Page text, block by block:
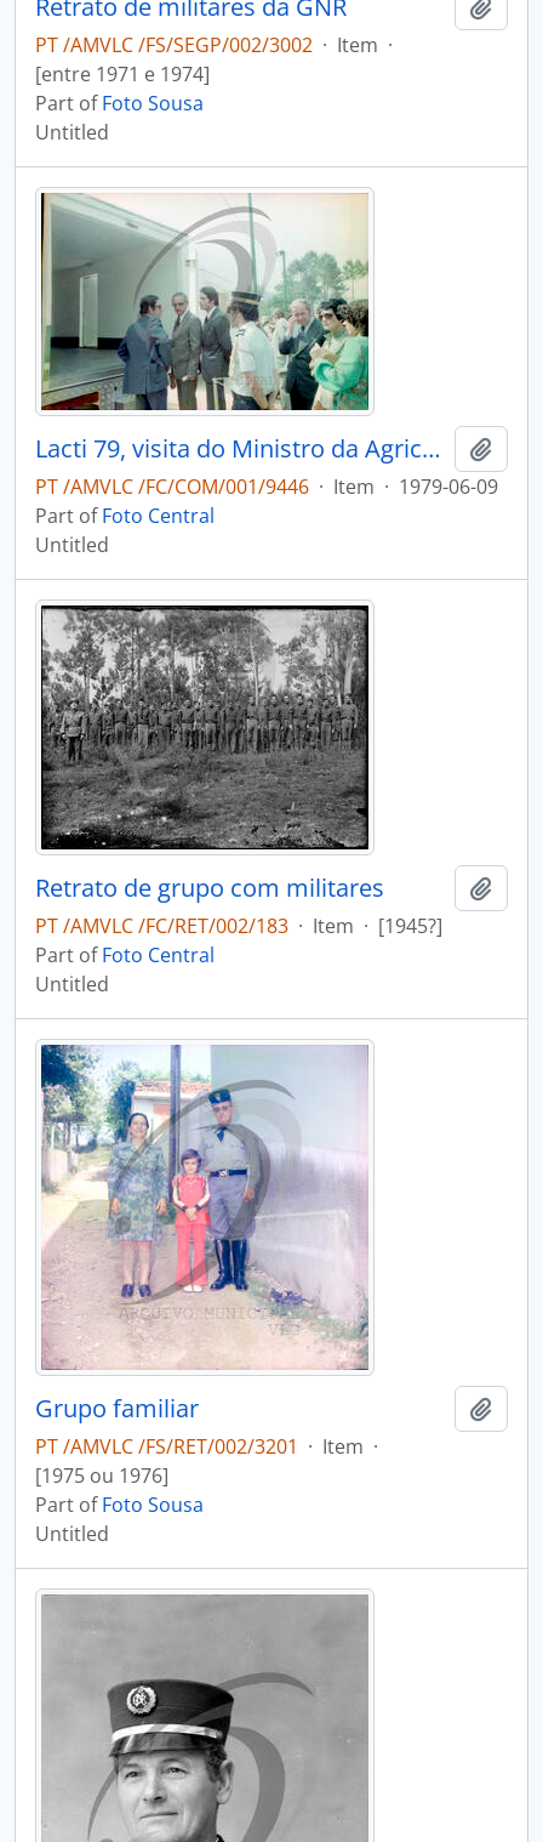
Retrato de militares da GNR
PT /AMVLC /FS/SEGP/002/3002 · Item ·
[entre 1971 e 1974]
Part ofFoto Sousa
Untitled
Lacti 79, visita do Ministro da Agricultura e Pescas e do Governador Civil de Aveiro
PT /AMVLC /FC/COM/001/9446 · Item · 1979-06-09
Part ofFoto Central
Untitled
Retrato de grupo com militares
PT /AMVLC /FC/RET/002/183 · Item · [1945?]
Part ofFoto Central
Untitled
Grupo familiar
PT /AMVLC /FS/RET/002/3201 · Item ·
[1975 ou 1976]
Part ofFoto Sousa
Untitled